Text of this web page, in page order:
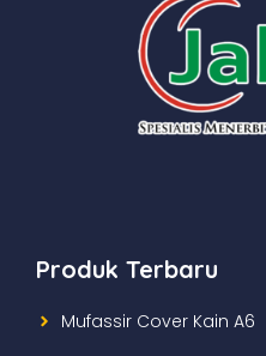
Produk Terbaru
Mufassir Cover Kain A6